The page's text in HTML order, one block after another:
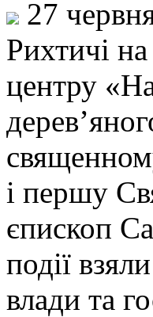
27
Рихтичі
центру
і першу
єпископ
події
влади та